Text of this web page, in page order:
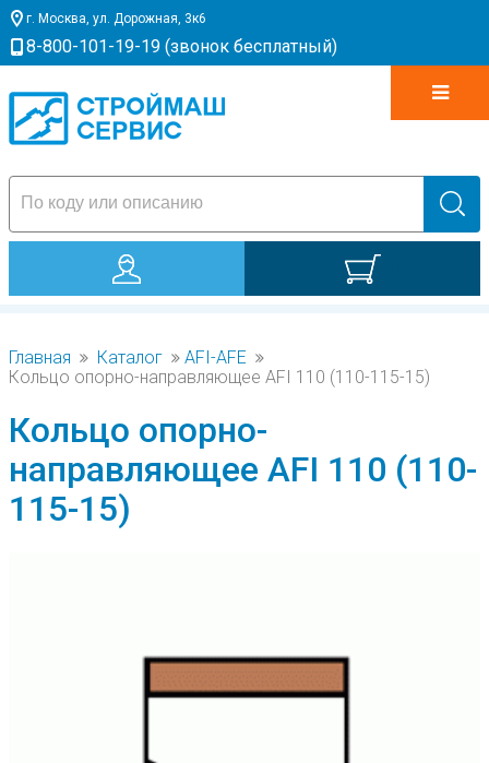
г. Москва, ул. Дорожная, 3к6
8-800-101-19-19 (звонок бесплатный)
Главная Каталог
AFI-AFE
Кольцо опорно-направляющее AFI 110 (110-115-15)
Кольцо опорно-
направляющее AFI 110 (110-
115-15)